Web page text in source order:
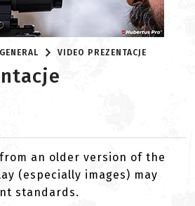
GENERAL VIDEO PREZENTACJE
an older version of the
(especially images) may
standards.